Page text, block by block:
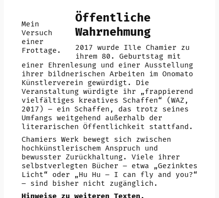
Mein
Versuch
einer
Frottage.
Öffentliche
Wahrnehmung
2017 wurde Ille Chamier zu
ihrem 80. Geburtstag mit
einer Ehrenlesung und einer Ausstellung
ihrer bildnerischen Arbeiten im Onomato
Künstlerverein gewürdigt. Die
Veranstaltung würdigte ihr „frappierend
vielfältiges kreatives Schaffen“ (WAZ,
2017) – ein Schaffen, das trotz seines
Umfangs weitgehend außerhalb der
literarischen Öffentlichkeit stattfand.
Chamiers Werk bewegt sich zwischen
hochkünstlerischem Anspruch und
bewusster Zurückhaltung. Viele ihrer
selbstverlegten Bücher – etwa „Gezinktes
Licht“ oder „Hu Hu – I can fly and you?“
– sind bisher nicht zugänglich.